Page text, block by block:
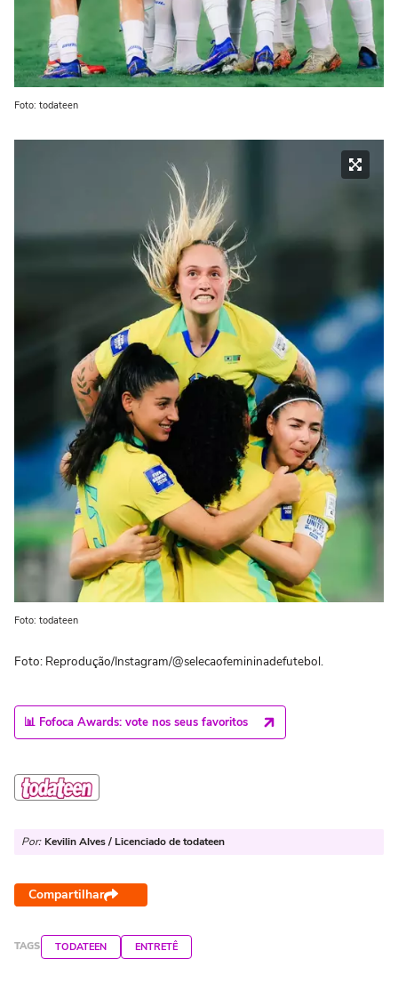
Foto: todateen
Foto: todateen
Foto: Reprodução/Instagram/@selecaofemininadefutebol.
📊 Fofoca Awards: vote nos seus favoritos
Por: Kevilin Alves / Licenciado de todateen
Compartilhar
TAGS TODATEEN ENTRETÊ